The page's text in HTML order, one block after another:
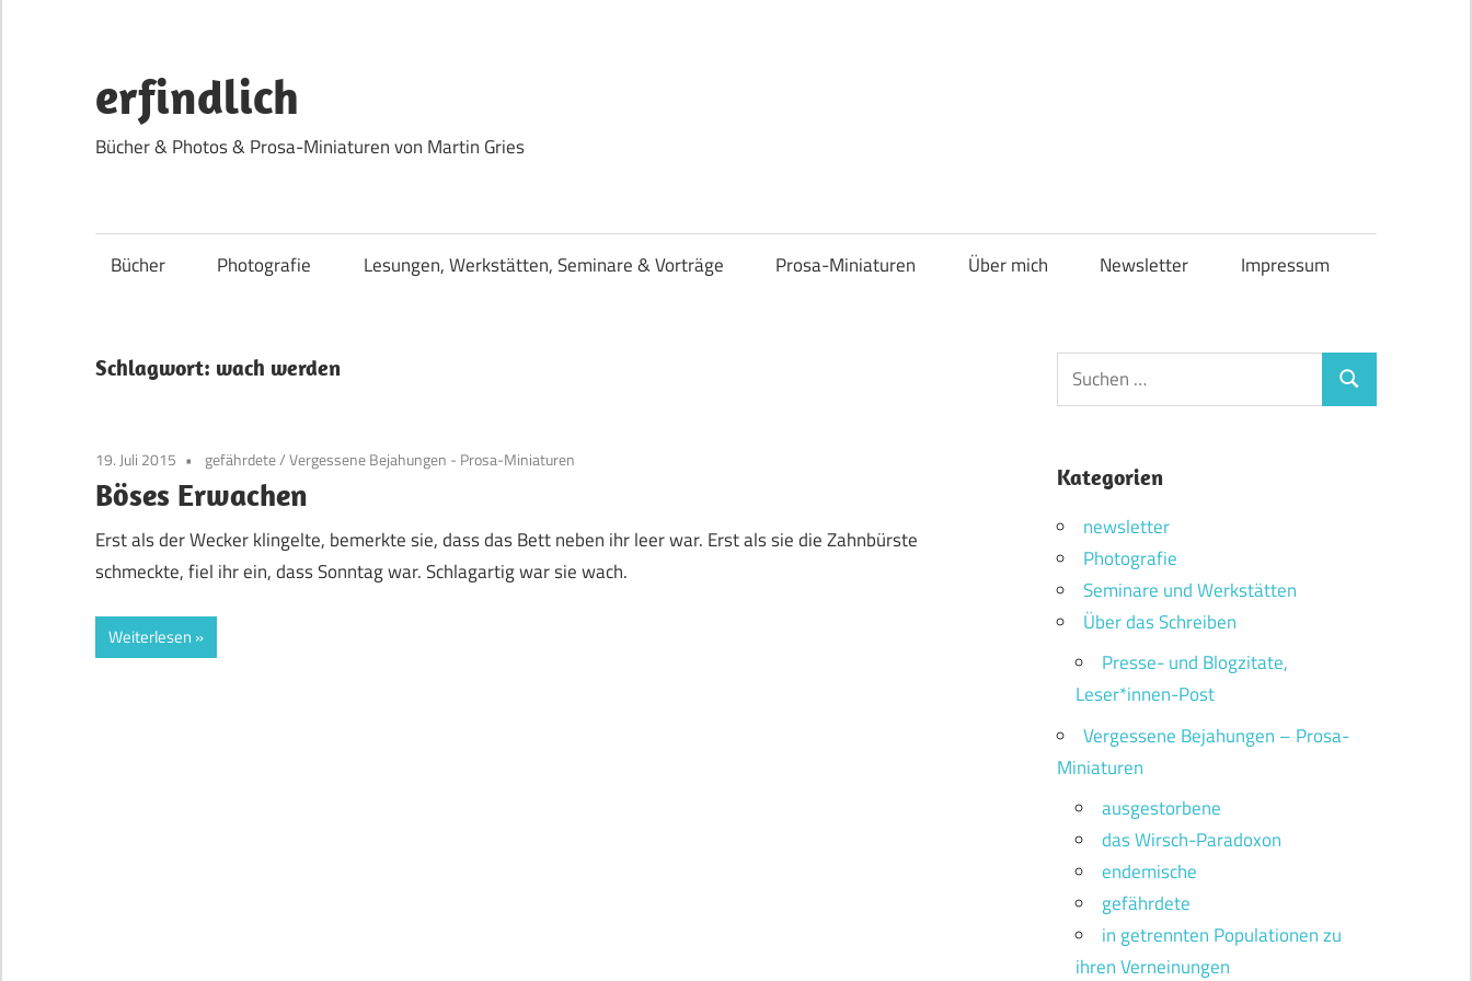
springen
erfindlich
Bücher & Photos & Prosa-Miniaturen von Martin Gries
Bücher Photografie Lesungen, Werkstätten, Seminare & Vorträge Prosa-Miniaturen Über mich Newsletter Impressum
Schlagwort: wach werden
19. Juli 2015 gefährdete/Vergessene Bejahungen - Prosa-Miniaturen
Böses Erwachen
Erst als der Wecker klingelte, bemerkte sie, dass das Bett neben ihr leer war. Erst als sie die Zahnbürste
schmeckte, fiel ihr ein, dass Sonntag war. Schlagartig war sie wach.
Weiterlesen
Suchen
nach:
Suchen
Kategorien
newsletter
Photografie
Seminare und Werkstätten
Über das Schreiben
Presse- und Blogzitate,
Leser*innen-Post
Vergessene Bejahungen – Prosa-
Miniaturen
ausgestorbene
das Wirsch-Paradoxon
endemische
gefährdete
in getrennten Populationen zu
ihren Verneinungen